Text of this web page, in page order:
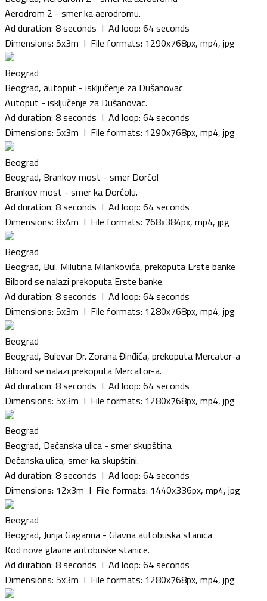
Aerodrom 2 - smer ka aerodromu.
Ad duration: 8 seconds I Ad loop: 64 seconds
Dimensions: 5x3m I File formats: 1290x768px, mp4, jpg
Beograd
Beograd, autoput - isključenje za Dušanovac
Autoput - isključenje za Dušanovac.
Ad duration: 8 seconds I Ad loop: 64 seconds
Dimensions: 5x3m I File formats: 1290x768px, mp4, jpg
Beograd
Beograd, Brankov most - smer Dorćol
Brankov most - smer ka Dorćolu.
Ad duration: 8 seconds I Ad loop: 64 seconds
Dimensions: 8x4m I File formats: 768x384px, mp4, jpg
Beograd
Beograd, Bul. Milutina Milankovića, prekoputa Erste banke
Bilbord se nalazi prekoputa Erste banke.
Ad duration: 8 seconds I Ad loop: 64 seconds
Dimensions: 5x3m I File formats: 1280x768px, mp4, jpg
Beograd
Beograd, Bulevar Dr. Zorana Đinđića, prekoputa Mercator-a
Bilbord se nalazi prekoputa Mercator-a.
Ad duration: 8 seconds I Ad loop: 64 seconds
Dimensions: 5x3m I File formats: 1280x768px, mp4, jpg
Beograd
Beograd, Dečanska ulica - smer skupština
Dečanska ulica, smer ka skupštini.
Ad duration: 8 seconds I Ad loop: 64 seconds
Dimensions: 12x3m I File formats: 1440x336px, mp4, jpg
Beograd
Beograd, Jurija Gagarina - Glavna autobuska stanica
Kod nove glavne autobuske stanice.
Ad duration: 8 seconds I Ad loop: 64 seconds
Dimensions: 5x3m I File formats: 1280x768px, mp4, jpg